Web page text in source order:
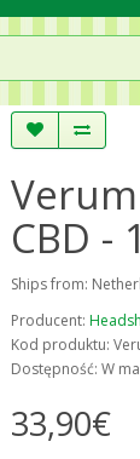
CBD -
Ships from:
Producent:
Kod produktu:
Dostępność: W
33,90€